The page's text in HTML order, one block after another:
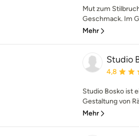
Mut zum
Geschmack. Im
Mehr
Studio
4,8
Studio Bosko ist
Gestaltung von
Mehr